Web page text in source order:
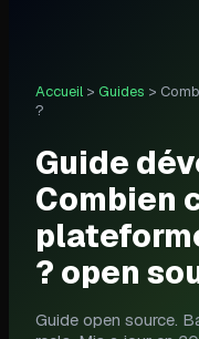
Accueil > Guides >
?
Guide
Combien
? open
Guide open source.